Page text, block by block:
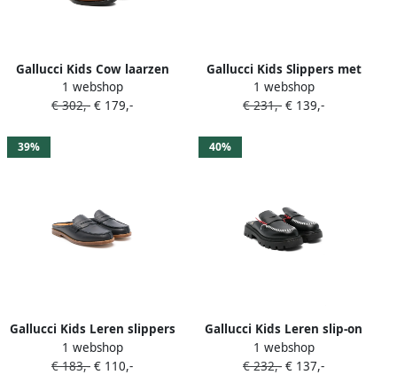
Gallucci Kids Cow laarzen
Bruin
1 webshop
€ 302,- € 179,-
Gallucci Kids Slippers met
Horsebit-detail Zwart
1 webshop
€ 231,- € 139,-
39%
Gallucci Kids Leren slippers
Blauw
1 webshop
€ 183,- € 110,-
40%
Gallucci Kids Leren slip-on
loafers Zwart
1 webshop
€ 232,- € 137,-